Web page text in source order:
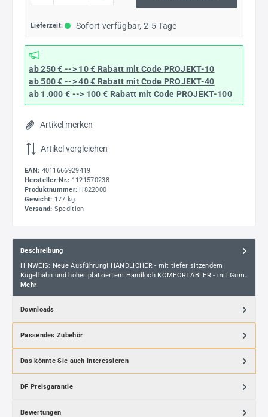
Lieferzeit: Sofort verfügbar, 2-5 Tage
ab 250 € --> 10 € Rabatt mit Code PROJEKT-10
ab 500 € --> 40 € Rabatt mit Code PROJEKT-40
ab 1.000 € --> 100 € Rabatt mit Code PROJEKT-100
Artikel merken
Artikel vergleichen
EAN: 4011666929419
Hersteller-Nr.: 1121570238
Produktnummer: H822000
Gewicht: 177 kg
Versand: Spedition
Beschreibung
HINWEIS: Neue Ausführung! HANDLICHER - mit tiefer sitzendem
Kugelhahn und höher platziertem Handloch KOMFORTABLER - mit Gum…
Mehr
Downloads
Passendes Zubehör
Das könnte Sie auch interessieren
DF Preisgarantie
Bewertungen